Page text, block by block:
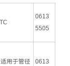
0613
5505
用于管径
0613